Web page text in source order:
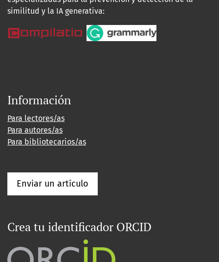
similitud y la IA generativa:
Información
Para lectores/as
Para autores/as
Para bibliotecarios/as
Enviar un artículo
Crea tu identificador ORCID